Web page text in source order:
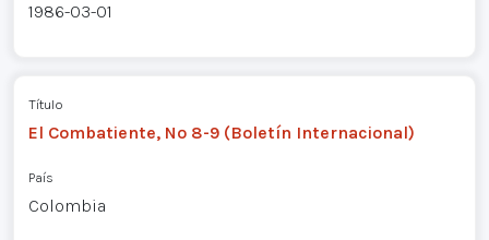
1986-03-01
Título
El Combatiente, Nº 8-9 (Boletín Internacional)
País
Colombia